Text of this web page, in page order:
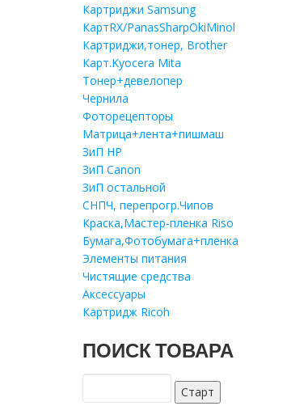
Картриджи Samsung
КартRX/PanasSharpOkiMinol
Картриджи,тонер, Brother
Карт.Kyocera Mita
Тонер+девелопер
Чернила
Фоторецепторы
Матрица+лента+пишмаш
ЗиП HP
ЗиП Саnon
ЗиП остальной
СНПЧ, перепрогр.Чипов
Краска,Мастер-пленка Riso
Бумага,Фотобумага+пленка
Элементы питания
Чистящие средства
Аксессуары
Картридж Ricoh
ПОИСК ТОВАРА